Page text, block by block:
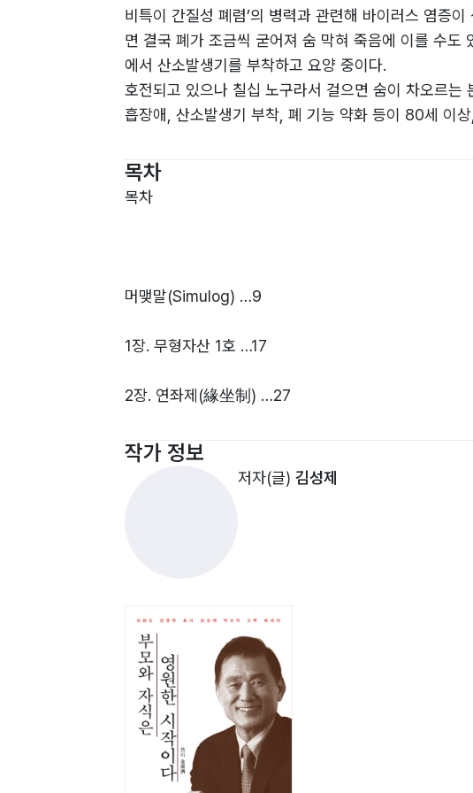
비특이 간질성 폐렴’의 병력과 관련해 바이러스 염증
면 결국 폐가 조금씩 굳어져 숨 막혀 죽음에 이를 수도
에서 산소발생기를 부착하고 요양 중이다.
호전되고 있으나 칠십 노구라서 걸으면 숨이 차오르
흡장애, 산소발생기 부착, 폐 기능 약화 등이 80세 이
나의 가장 진실한 이야기 안에 내가 누구인가, 내가 추
어 나의 체취가 있는 글을 쓰고 싶었던 것이 책을 쓴 이
목차
목차
머맺말(Simulog) …9
1장. 무형자산 1호 …17
2장. 연좌제(緣坐制) …27
3장. Identity(정체성) …37
7장. 인연(因緣) Ⅰ …81
8장. 인연(因緣) Ⅱ …91
9장. 인연(因緣) Ⅲ …107
작가 정보
저자(글) 김성제